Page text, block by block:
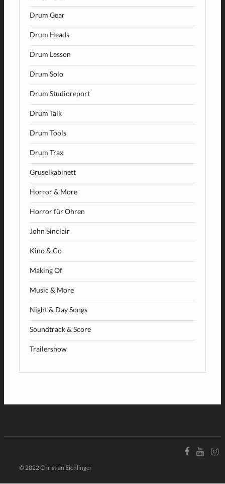
Drum Gear
Drum Heads
Drum Lesson
Drum Solo
Drum Studioreport
Drum Talk
Drum Tools
Drum Trax
Gruselkabinett
Horror & More
Horror für Ohren
John Sinclair
Kino & Co
Making Of
Music & More
Night & Day Songs
Soundtrack & Score
Trailershow
© 2022 Christian Eichlinger